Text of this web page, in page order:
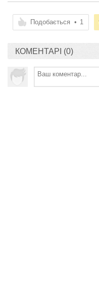
Подобається • 1
КОМЕНТАРІ (0)